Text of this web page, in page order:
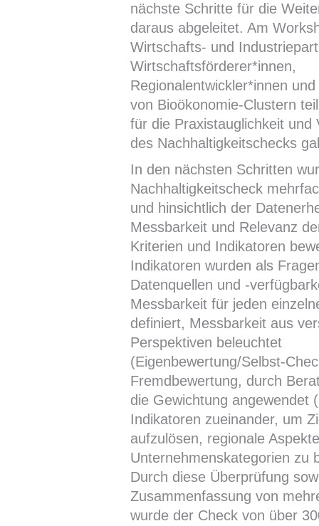
nächste Schritte für die
daraus abgeleitet. Am
Wirtschafts- und
Wirtschaftsförderer*innen,
Regionalentwickler*innen
von Bioökonomie-Clustern
für die Praxistauglichkeit und
des Nachhaltigkeitschecks
In den nächsten Schritten
Nachhaltigkeitscheck
und hinsichtlich der
Messbarkeit und Relevanz
Kriterien und Indikatoren
Indikatoren wurden als
Datenquellen und -
Messbarkeit für jeden
definiert, Messbarkeit aus
Perspektiven beleuchtet
(Eigenbewertung/Selbst-
Fremdbewertung, durch
die Gewichtung angewendet
Indikatoren zueinander, um
aufzulösen, regionale
Unternehmenskategorien zu
Durch diese Überprüfung
Zusammenfassung von
wurde der Check von über